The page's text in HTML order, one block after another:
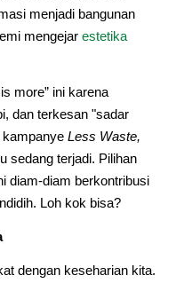
menjadi bangunan
mengejar estetika
more” ini karena
dan terkesan "sadar
kampanye Less Waste,
sedang terjadi. Pilihan
diam-diam berkontribusi
Loh kok bisa?
dengan keseharian kita.